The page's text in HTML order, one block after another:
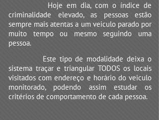
Hoje em dia, com o índice de
criminalidade elevado, as pessoas estão
sempre mais atentas a um veiculo parado por
muito tempo ou mesmo seguindo uma
pessoa.
Este tipo de modalidade deixa o
sistema traçar e triangular TODOS os locais
visitados com endereço e horário do veiculo
monitorado, podendo assim estudar os
critérios de comportamento de cada pessoa.